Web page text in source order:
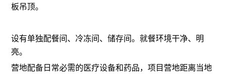
板吊顶。
设有单独配餐间、冷冻间、储存间。就餐环境干净、明
亮。
营地配备日常必需的医疗设备和药品，项目营地距离当地